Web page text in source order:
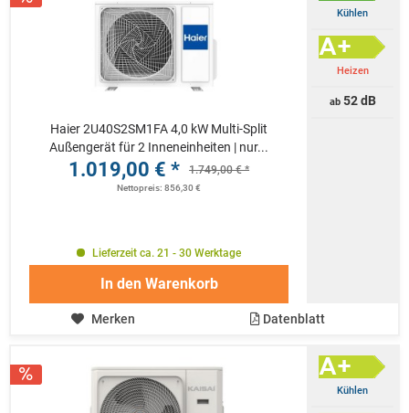
Haier 2U40S2SM1FA 4,0 kW Multi-Split
Außengerät für 2 Inneneinheiten | nur...
1.019,00 € * 1.749,00 € *
Nettopreis: 856,30 €
Kühlen
Heizen
ab52 dB
Lieferzeit ca. 21 - 30 Werktage
In den Warenkorb
Merken Datenblatt
Kühlen